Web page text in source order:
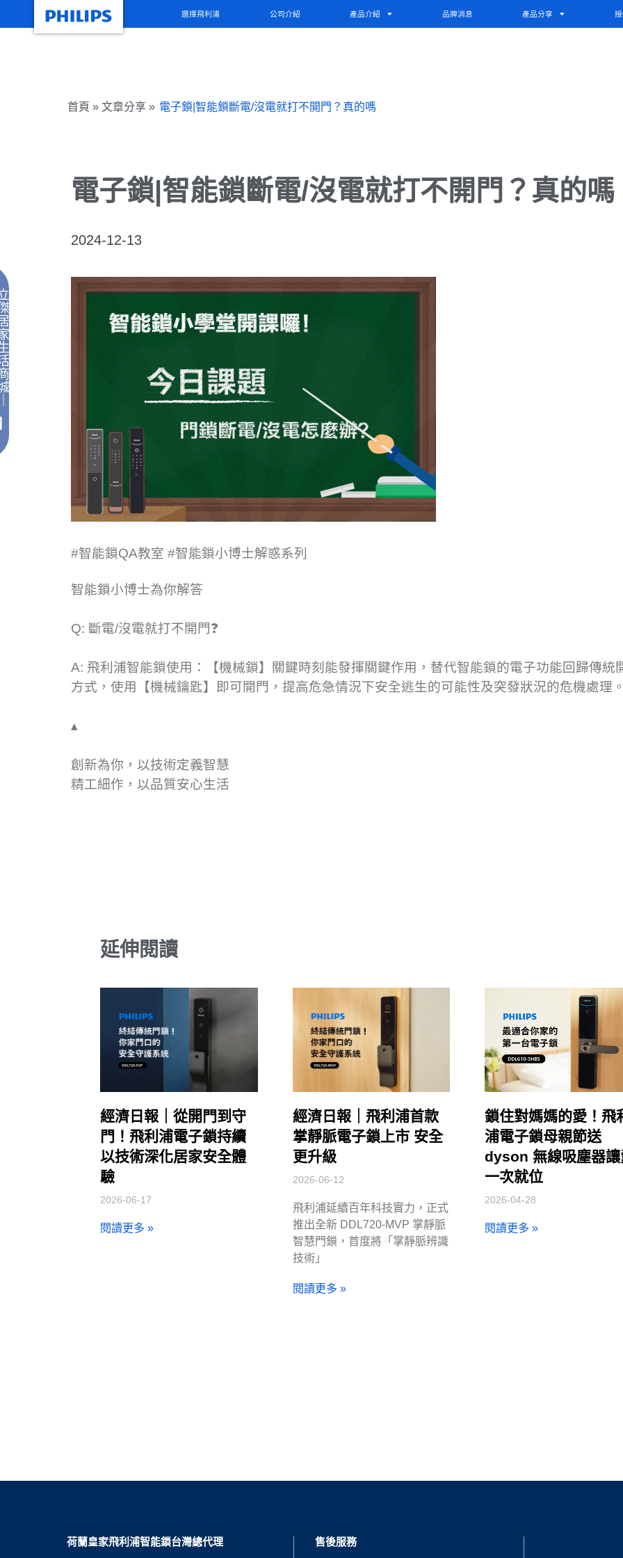
選擇飛利浦 公司介紹 產品介紹 品牌消息 產品分享
首頁 » 文章分享 » 電子鎖|智能鎖斷電/沒電就打不開門？真的嗎
電子鎖|智能鎖斷電/沒電就打不開門？真的嗎
2024-12-13
#智能鎖QA教室 #智能鎖小博士解惑系列
智能鎖小博士為你解答
Q: 斷電/沒電就打不開門❓
A: 飛利浦智能鎖使用：
【機械鎖】關鍵時刻能發揮關鍵作用，替代智能鎖的電子功能回歸傳統
方式，使用【機械鑰匙】即可開門，提高危急情況下安全逃生的可能性及突發狀況的危機處理
▴
創新為你，以技術定義智慧
精工細作，以品質安心生活
延伸閱讀
經濟日報｜從開門到守
門！飛利浦電子鎖持續
以技術深化居家安全體
驗
2026-06-17
閱讀更多 »
經濟日報｜飛利浦首款
掌靜脈電子鎖上市 安全
更升級
2026-06-12
飛利浦延續百年科技實力，正式
推出全新 DDL720-MVP 掌靜脈
智慧門鎖，首度將「掌靜脈辨識
技術」
閱讀更多 »
鎖住對媽媽的愛！飛
浦電子鎖母親節送
dyson 無線吸塵器讓
一次就位
2026-04-28
閱讀更多 »
荷蘭皇家飛利浦智能鎖台灣總代理 售後服務